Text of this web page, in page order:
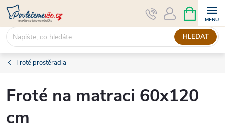
Přejít
obsah
HLEDAT
NÁKUPNÍ
KOŠÍK
Froté prostěradla
Froté na matraci 60x120
cm